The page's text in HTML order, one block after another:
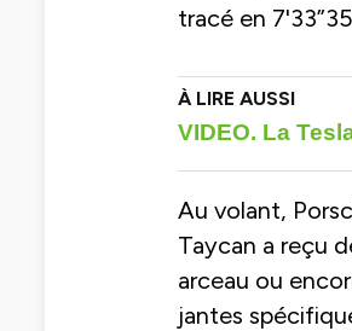
tracé en
VIDEO. La
Au volant,
Taycan a reçu
arceau ou
jantes